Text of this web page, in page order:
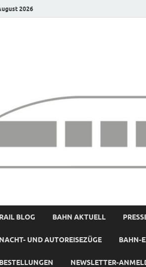
2026
RAIL BLOG BAHN AKTUELL
NACHT- UND AUTOREISEZÜGE BAHN-
BESTELLUNGEN NEWSLETTER-